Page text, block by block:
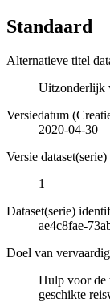
Standaard
Alternatieve titel
Uitzonderlijk
Versiedatum
2020-04-30
Versie dataset(serie)
1
Dataset(serie)
ae4c8fae-
Doel van
Hulp voor de
geschikte